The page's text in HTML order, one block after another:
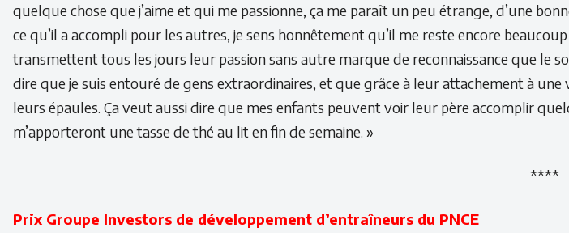
quelque chose que j’aime et qui me passionne, ça me paraît un peu étrange, d’une
ce qu’il a accompli pour les autres, je sens honnêtement qu’il me reste encore
transmettent tous les jours leur passion sans autre marque de reconnaissance que le
dire que je suis entouré de gens extraordinaires, et que grâce à leur attachement à
leurs épaules. Ça veut aussi dire que mes enfants peuvent voir leur père accomplir
m’apporteront une tasse de thé au lit en fin de semaine. »
****
Prix Groupe Investors de développement d’entraîneurs du PNCE